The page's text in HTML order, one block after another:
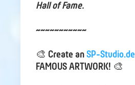
Hall of Fame.
~~~~~~~~~~~
🎨 Create an SP-Studio.de
FAMOUS ARTWORK! 🎨